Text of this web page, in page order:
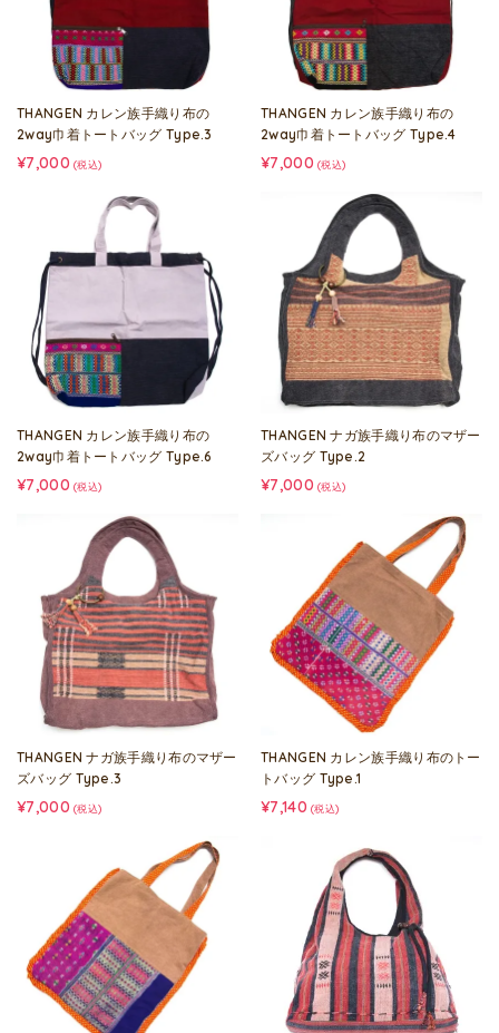
THANGEN カレン族手織り布の
2way巾着トートバッグ Type.3
¥7,000 (税込)
THANGEN カレン族手織り布の
2way巾着トートバッグ Type.4
¥7,000 (税込)
THANGEN カレン族手織り布の
2way巾着トートバッグ Type.6
¥7,000 (税込)
THANGEN ナガ族手織り布のマザー
ズバッグ Type.2
¥7,000 (税込)
THANGEN ナガ族手織り布のマザー
ズバッグ Type.3
¥7,000 (税込)
THANGEN カレン族手織り布のトー
トバッグ Type.1
¥7,140 (税込)